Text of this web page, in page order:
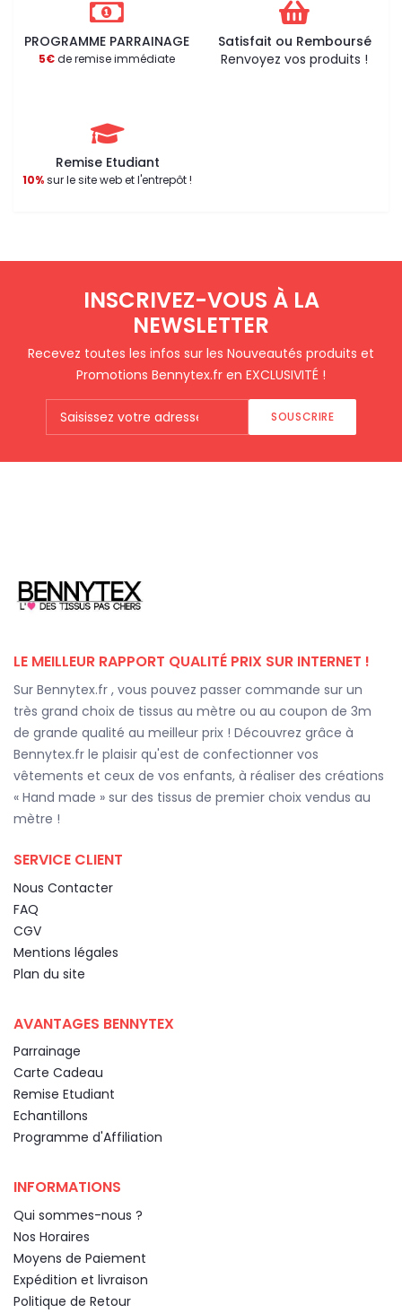
PROGRAMME PARRAINAGE
5€de remise immédiate
Satisfait ou Remboursé
Renvoyez vos produits !
Remise Etudiant
10%sur le site web et l'entrepôt !
INSCRIVEZ-VOUS À LA
NEWSLETTER
Recevez toutes les infos sur les Nouveautés produits et
Promotions Bennytex.fr en EXCLUSIVITÉ !
SOUSCRIRE
LE MEILLEUR RAPPORT QUALITÉ PRIX SUR INTERNET !
Sur Bennytex.fr , vous pouvez passer commande sur un
très grand choix de tissus au mètre ou au coupon de 3m
de grande qualité au meilleur prix ! Découvrez grâce à
Bennytex.fr le plaisir qu'est de confectionner vos
vêtements et ceux de vos enfants, à réaliser des créations
« Hand made » sur des tissus de premier choix vendus au
mètre !
SERVICE CLIENT
Nous Contacter
FAQ
CGV
Mentions légales
Plan du site
AVANTAGES BENNYTEX
Parrainage
Carte Cadeau
Remise Etudiant
Echantillons
Programme d'Affiliation
INFORMATIONS
Qui sommes-nous ?
Nos Horaires
Moyens de Paiement
Expédition et livraison
Politique de Retour